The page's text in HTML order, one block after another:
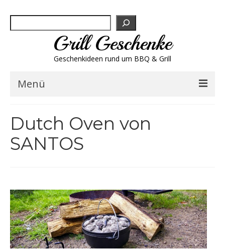
Grill Geschenke
Geschenkideen rund um BBQ & Grill
Menü
Grill-Bestseller
Grillfleisch & Wurst
Grillgewürze
Grillsaucen
Dutch Oven von
SANTOS